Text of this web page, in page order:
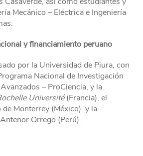
Mecánico – Eléctrica e Ingeniería
y financiamiento peruano
por la Universidad de Piura, con
Nacional de Investigación
– ProCiencia, y la
Université(Francia), el
Monterrey (México) y la
Orrego (Perú).